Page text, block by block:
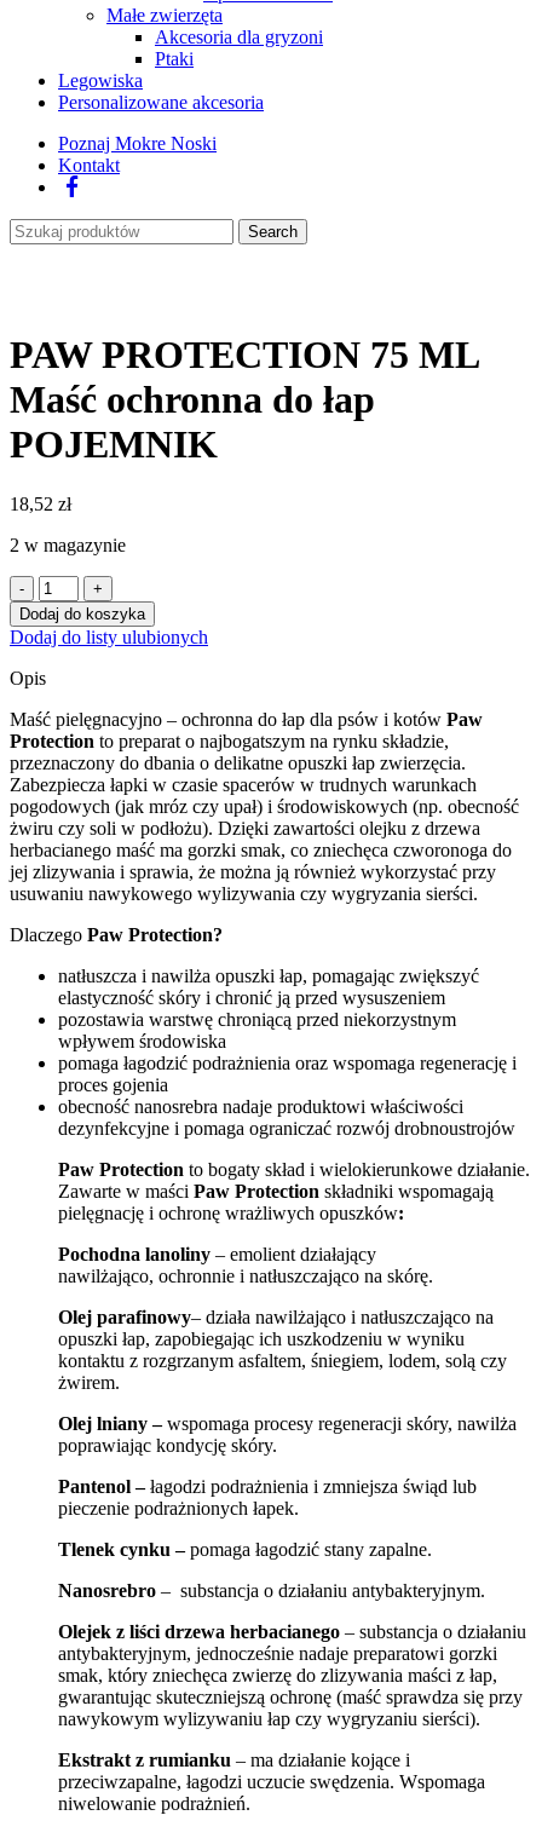
Małe zwierzęta
Akcesoria dla gryzoni
Ptaki
Legowiska
Personalizowane akcesoria
Poznaj Mokre Noski
Kontakt
Search
PAW PROTECTION 75 ML
Maść ochronna do łap
POJEMNIK
18,52 zł
2 w magazynie
ilość
PAW
PROTECTION
75
ML
ochronna
do
łap
POJEMNIK
Dodaj do koszyka
Dodaj do listy ulubionych
Opis
Maść pielęgnacyjno – ochronna do łap dla psów i kotów Paw
Protection to preparat o najbogatszym na rynku składzie,
przeznaczony do dbania o delikatne opuszki łap zwierzęcia.
Zabezpiecza łapki w czasie spacerów w trudnych warunkach
pogodowych (jak mróz czy upał) i środowiskowych (np. obecność
żwiru czy soli w podłożu). Dzięki zawartości olejku z drzewa
herbacianego maść ma gorzki smak, co zniechęca czworonoga do
jej zlizywania i sprawia, że można ją również wykorzystać przy
usuwaniu nawykowego wylizywania czy wygryzania sierści.
Dlaczego Paw Protection?
natłuszcza i nawilża opuszki łap, pomagając zwiększyć
elastyczność skóry i chronić ją przed wysuszeniem
pozostawia warstwę chroniącą przed niekorzystnym
wpływem środowiska
pomaga łagodzić podrażnienia oraz wspomaga regenerację i
proces gojenia
obecność nanosrebra nadaje produktowi właściwości
dezynfekcyjne i pomaga ograniczać rozwój drobnoustrojów
Paw Protection to bogaty skład i wielokierunkowe działanie.
Zawarte w maści Paw Protection składniki wspomagają
pielęgnację i ochronę wrażliwych opuszków:
Pochodna lanoliny – emolient działający
nawilżająco, ochronnie i natłuszczająco na skórę.
Olej parafinowy– działa nawilżająco i natłuszczająco na
opuszki łap, zapobiegając ich uszkodzeniu w wyniku
kontaktu z rozgrzanym asfaltem, śniegiem, lodem, solą czy
żwirem.
Olej lniany – wspomaga procesy regeneracji skóry, nawilża
poprawiając kondycję skóry.
Pantenol – łagodzi podrażnienia i zmniejsza świąd lub
pieczenie podrażnionych łapek.
Tlenek cynku – pomaga łagodzić stany zapalne.
Nanosrebro – substancja o działaniu antybakteryjnym.
Olejek z liści drzewa herbacianego – substancja o działaniu
antybakteryjnym, jednocześnie nadaje preparatowi gorzki
smak, który zniechęca zwierzę do zlizywania maści z łap,
gwarantując skuteczniejszą ochronę (maść sprawdza się przy
nawykowym wylizywaniu łap czy wygryzaniu sierści).
Ekstrakt z rumianku – ma działanie kojące i
przeciwzapalne, łagodzi uczucie swędzenia. Wspomaga
niwelowanie podrażnień.